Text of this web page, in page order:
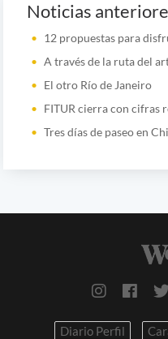
Noticias
12 propuestas para
A través de la ruta del
El otro Río de Janeiro
FITUR cierra con cifras
Tres días de paseo en
Diario Perfil